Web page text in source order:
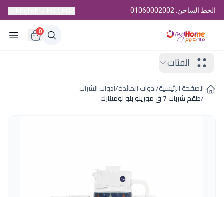
الخط الساخن: 01060002002
0
الفئات
الصفحة الرئيسية/ادوات المائدة/أدوات الشراب
/طقم شربات 7 ق مورينو بلو لومينارك